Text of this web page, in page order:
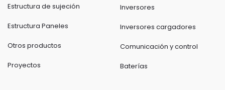
Estructura de sujeción
Estructura Paneles
Otros productos
Proyectos
Inversores
Inversores cargadores
Comunicación y control
Baterías